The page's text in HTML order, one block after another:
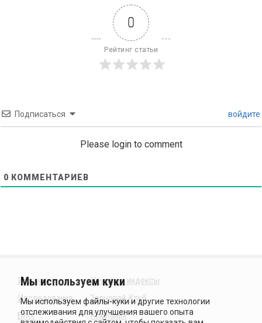
0
Рейтинг статьи
Подписаться войдите
Please login to comment
0 КОММЕНТАРИЕВ
Издания
Исследования
Блог
Ценовые индексы
Зерновой Клуб
Компания